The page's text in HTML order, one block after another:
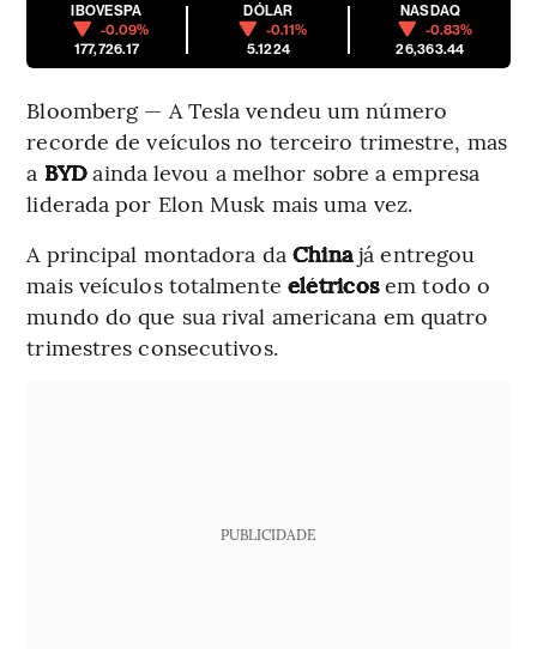
IBOVESPA
-0.09%
177,726.17
DÓLAR
-0.11%
5.1224
NASDAQ
-0.83%
26,363.44
Bloomberg — A Tesla vendeu um número
recorde de veículos no terceiro trimestre, mas
a BYDainda levou a melhor sobre a empresa
liderada por Elon Musk mais uma vez.
A principal montadora da Chinajá entregou
mais veículos totalmente elétricosem todo o
mundo do que sua rival americana em quatro
trimestres consecutivos.
PUBLICIDADE